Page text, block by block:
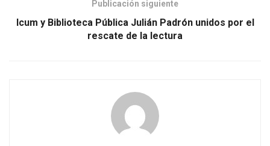
Publicación siguiente
Icum y Biblioteca Pública Julián Padrón unidos por el
rescate de la lectura